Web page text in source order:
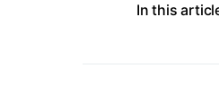
In this